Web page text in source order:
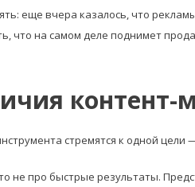
еще вчера казалось, что
что на самом деле поднимет
контент-
стремятся к одной
не про быстрые результаты.